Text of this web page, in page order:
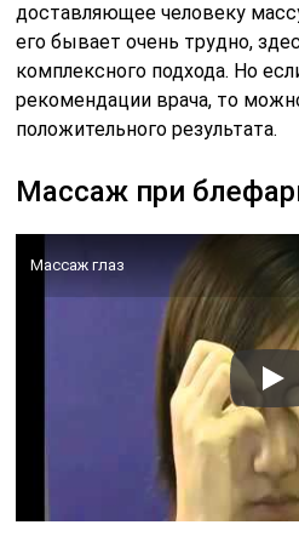
доставляющее человеку
его бывает очень трудно,
комплексного подхода. Но
рекомендации врача, то
положительного результата.
Массаж при
Массаж глаз